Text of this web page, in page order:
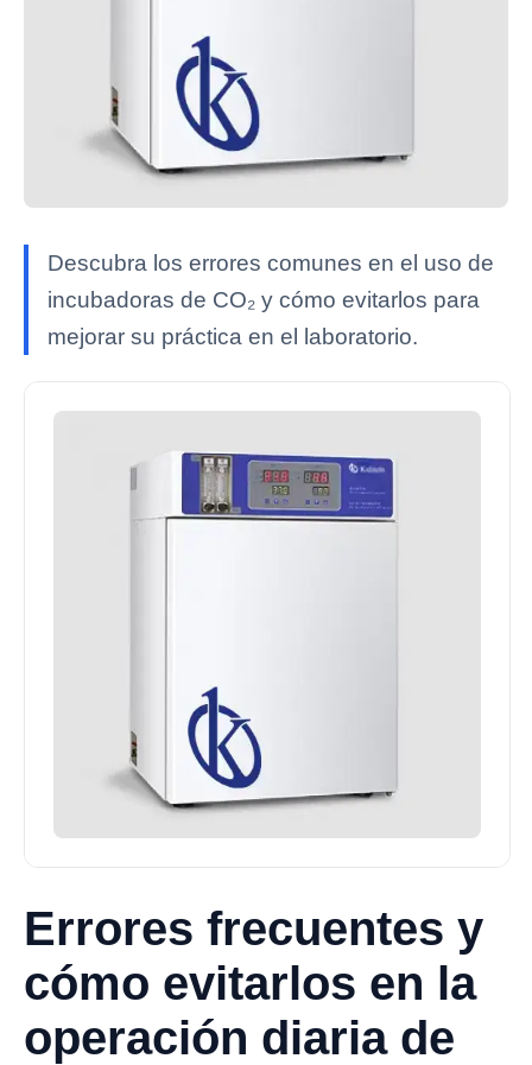
Descubra los errores comunes en el uso de
incubadoras de CO₂ y cómo evitarlos para
mejorar su práctica en el laboratorio.
Errores frecuentes y
cómo evitarlos en la
operación diaria de